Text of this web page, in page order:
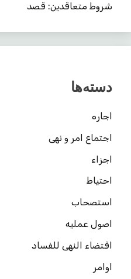
شروط متعاقدین: قصد
دسته‌ها
اجاره
اجتماع امر و نهی
اجزاء
احتیاط
استصحاب
اصول عملیه
اقتضاء النهی للفساد
اوامر